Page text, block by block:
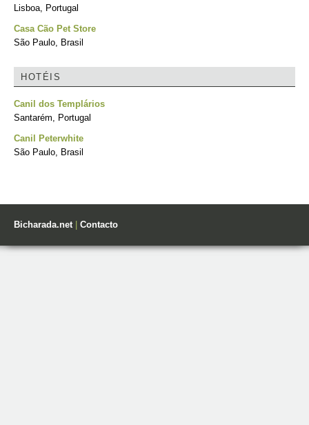
Lisboa, Portugal
Casa Cão Pet Store
São Paulo, Brasil
HOTÉIS
Canil dos Templários
Santarém, Portugal
Canil Peterwhite
São Paulo, Brasil
Bicharada.net| Contacto